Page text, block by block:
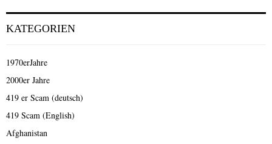
KATEGORIEN
1970erJahre
2000er Jahre
419 er Scam (deutsch)
419 Scam (English)
Afghanistan